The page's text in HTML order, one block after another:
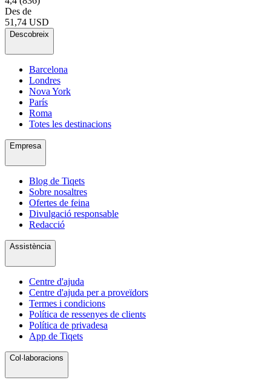
Des de
51,74 USD
Descobreix
Barcelona
Londres
Nova York
París
Roma
Totes les destinacions
Empresa
Blog de Tiqets
Sobre nosaltres
Ofertes de feina
Divulgació responsable
Redacció
Assistència
Centre d'ajuda
Centre d'ajuda per a proveïdors
Termes i condicions
Política de ressenyes de clients
Política de privadesa
App de Tiqets
Col·laboracions